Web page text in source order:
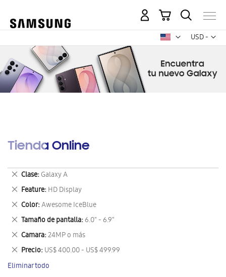
USD -
dólar
Mi carrito
Tienda Online
Clase Galaxy A
Eliminar
este
artículo
Feature HD Display
Eliminar
este
artículo
Color Awesome IceBlue
Eliminar
este
artículo
Tamaño de pantalla 6.0" - 6.9"
Eliminar
este
artículo
Camara 24MP o más
Eliminar
este
artículo
Precio US$ 400.00 - US$ 499.99
Eliminar
este
artículo
Eliminar todo